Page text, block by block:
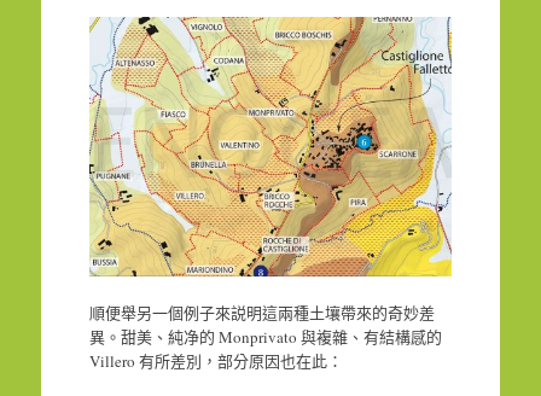
順便舉另一個例子來説明這兩種土壤帶來的奇妙差
異。甜美、純净的 Monprivato 與複雜、有結構感的
Villero 有所差別，部分原因也在此：